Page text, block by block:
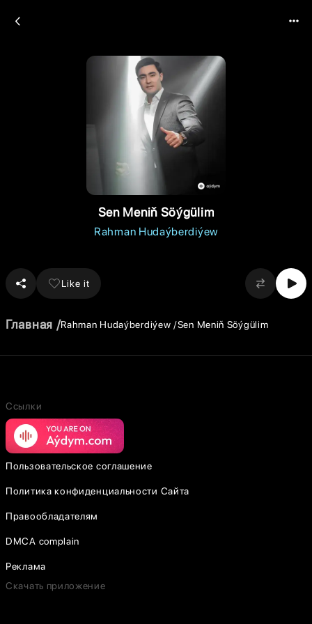
Sen Meniň Söýgülim
Rahman Hudaýberdiýew
Like it
Главная Rahman Hudaýberdiýew Sen Meniň Söýgülim
Ссылки
Пользовательское соглашение
Политика конфиденциальности Сайта
Правообладателям
DMCA complain
Реклама
Скачать приложение